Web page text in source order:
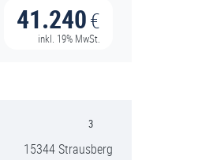
41.240€
inkl. 19% MwSt.
3
15344 Strausberg